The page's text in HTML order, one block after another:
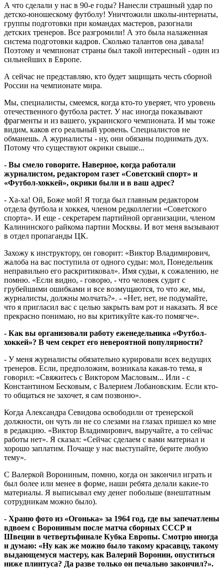
А что сделали у нас в 90-е годы? Нанесли страшный удар по
детско-юношескому футболу! Уничтожили школы-интернаты,
группы подготовки при командах мастеров, разогнали
детских тренеров. Все разгромили! А это была налаженная
система подготовки кадров. Сколько талантов она давала!
Поэтому и чемпионат страны был такой интересный - один из
сильнейших в Европе.
А сейчас не представляю, кто будет защищать честь сборной
России на чемпионате мира.
Мы, специалисты, смеемся, когда кто-то уверяет, что уровень
отечественного футбола растет. У нас иногда показывают
фрагменты и из вашего, украинского чемпионата. И мы тоже
видим, каков его реальный уровень. Специалистов не
обманешь. А журналисты - ну, они обязаны поднимать дух.
Потому что существуют окрики свыше...
- Вы смело говорите. Наверное, когда работали
журналистом, редактором газет «Советский спорт» и
«Футбол-хоккей», окрики были и в ваш адрес?
- Ха-ха! Ой, Боже мой! Я тогда был главным редактором
отдела футбола и хоккея, членом редколлегии «Советского
спорта». И еще - секретарем партийной организации, членом
Калининского райкома партии Москвы. И вот меня вызывают
в отдел пропаганды ЦК.
Захожу к инструктору, он говорит: «Виктор Владимирович,
жалоба на вас поступила от одного судьи: мол, Понедельник
неправильно его раскритиковал». Имя судьи, к сожалению, не
помню. «Если видно, - говорю, - что человек судит с
грубейшими ошибками и все возмущаются, то что же, мы,
журналисты, должны молчать?». - «Нет, нет, не подумайте,
что я пригласил вас с целью закрыть вам рот и наказать. Я все
прекрасно понимаю, но вы критикуйте как-то помягче».
- Как вы организовали работу еженедельника «Футбол-
хоккей»? В чем секрет его невероятной популярности?
- У меня журналисты обязательно курировали всех ведущих
тренеров. Если, предположим, возникала какая-то тема, я
говорил: «Свяжитесь с Виктором Масловым... Или - с
Константином Бесковым, с Валерием Лобановским. Если кто-
то общаться не захочет, я сам позвоню».
Когда Александра Севидова освободили от тренерской
должности, он чуть ли не со слезами на глазах пришел ко мне
в редакцию. «Виктор Владимирович, выручайте, а то сейчас
работы нет». Я сказал: «Сейчас сделаем с вами материал и
хорошо заплатим. Почаще у нас выступайте, берите любую
тему».
С Валеркой Ворониным, помню, когда он закончил играть и
был более или менее в форме, наши ребята делали какие-то
материалы. Я выписывал ему денег побольше (внештатным
сотрудникам можно было).
- Храню фото из «Огонька» за 1964 год, где вы запечатлены
вдвоем с Ворониным после матча сборных СССР и
Швеции в четвертьфинале Кубка Европы. Смотрю иногда
и думаю: «Ну как же можно было такому красавцу, такому
выдающемуся мастеру, как Валерий Воронин, опуститься
ниже плинтуса? Да разве только он печально закончил?».